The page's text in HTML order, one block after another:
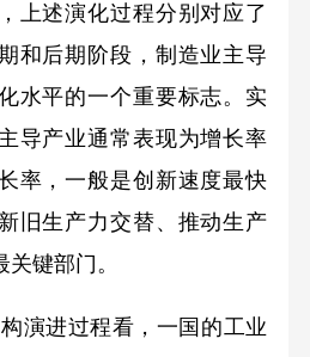
上述演化过程分别对应了
和后期阶段，制造业主导
水平的一个重要标志。实
导产业通常表现为增长率
率，一般是创新速度最快
旧生产力交替、推动生产
键部门。
演进过程看，一国的工业